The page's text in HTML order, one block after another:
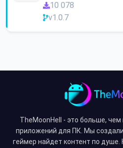
10 078
v1.0.7
TheMoonHell - это больше, чем
приложений для ПК. Мы
геймер найдет контент по